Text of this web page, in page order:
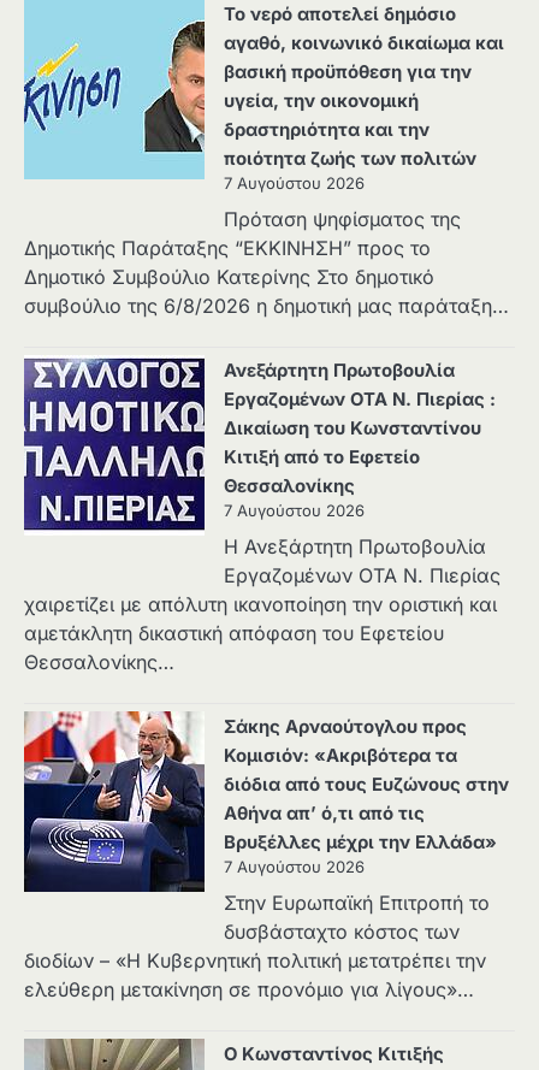
Το νερό αποτελεί δημόσιο
αγαθό, κοινωνικό δικαίωμα και
βασική προϋπόθεση για την
υγεία, την οικονομική
δραστηριότητα και την
ποιότητα ζωής των πολιτών
7 Αυγούστου 2026
Πρόταση ψηφίσματος της
Δημοτικής Παράταξης “ΕΚΚΙΝΗΣΗ” προς το
Δημοτικό Συμβούλιο Κατερίνης Στο δημοτικό
συμβούλιο της 6/8/2026 η δημοτική μας παράταξη…
Ανεξάρτητη Πρωτοβουλία
Εργαζομένων ΟΤΑ Ν. Πιερίας :
Δικαίωση του Κωνσταντίνου
Κιτιξή από το Εφετείο
Θεσσαλονίκης
7 Αυγούστου 2026
Η Ανεξάρτητη Πρωτοβουλία
Εργαζομένων ΟΤΑ Ν. Πιερίας
χαιρετίζει με απόλυτη ικανοποίηση την οριστική και
αμετάκλητη δικαστική απόφαση του Εφετείου
Θεσσαλονίκης…
Σάκης Αρναούτογλου προς
Κομισιόν: «Ακριβότερα τα
διόδια από τους Ευζώνους στην
Αθήνα απ’ ό,τι από τις
Βρυξέλλες μέχρι την Ελλάδα»
7 Αυγούστου 2026
Στην Ευρωπαϊκή Επιτροπή το
δυσβάσταχτο κόστος των
διοδίων – «Η Κυβερνητική πολιτική μετατρέπει την
ελεύθερη μετακίνηση σε προνόμιο για λίγους»…
Ο Κωνσταντίνος Κιτιξής